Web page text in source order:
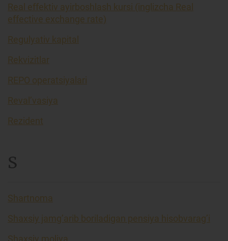
Real effektiv ayirboshlash kursi (inglizcha Real
effective exchange rate)
Regulyativ kapital
Rekvizitlar
REPO operatsiyalari
Reval’vasiya
Rezident
S
Shartnoma
Shaxsiy jamg’arib boriladigan pensiya hisobvarag’i
Shaxsiy moliya